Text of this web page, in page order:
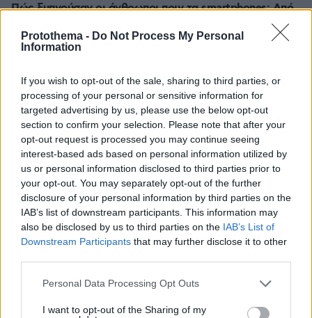
Protothema - Do Not Process My Personal
Information
If you wish to opt-out of the sale, sharing to third parties, or
processing of your personal or sensitive information for
targeted advertising by us, please use the below opt-out
section to confirm your selection. Please note that after your
opt-out request is processed you may continue seeing
interest-based ads based on personal information utilized by
us or personal information disclosed to third parties prior to
your opt-out. You may separately opt-out of the further
disclosure of your personal information by third parties on the
IAB’s list of downstream participants. This information may
also be disclosed by us to third parties on the IAB’s List of
Downstream Participants that may further disclose it to other
Please note that this website/app uses one or more Google
not limited to your visit or usage behaviour. You may click to
Personal Data Processing Opt Outs
I want to opt-out of the Sharing of my
Πώς ξυπνούσαν οι άνθρωποι πριν τα smartphones: Από
τους κόκορες στους επαγγελματίες με σφυρίχτρες και
μπιζέλια της βιομηχανικής επανάστασης
εγκατάσταση της Aramco, το Ιράν βάζει πιο σκληρούς
όρους για τα Στενά του Ορμούζ
Μαντόνα για Γουίλιαμ Όρμπιτ: Η μουσική σου μου
έδωσε ένα μαγικό χαλί για να πετάξω, ήμουν τόσο
τυχερή που σε γνώρισα
πριν 17 λεπτά
Οι τελευταίες μέρες της 49χρονης TikToker που
διαγνώστηκε με Αλτσχάιμερ και επέλεξε την ιατρικώς
υποβοηθούμενη αυτοκτονία
πριν 18 λεπτά
Σκληρό παζάρι της Τεχεράνης για τα στενά του Ορμούζ:
«Δεν θα ανοίξουν αν δεν γίνουν δεκτοί όλοι οι όροι
πριν 22 λεπτά